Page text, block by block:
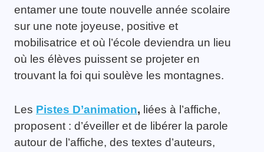
entamer une toute nouvelle année scolaire
sur une note joyeuse, positive et
mobilisatrice et où l’école deviendra un lieu
où les élèves puissent se projeter en
trouvant la foi qui soulève les montagnes.
Les Pistes D’animation, liées à l’affiche,
proposent : d’éveiller et de libérer la parole
autour de l’affiche, des textes d’auteurs,